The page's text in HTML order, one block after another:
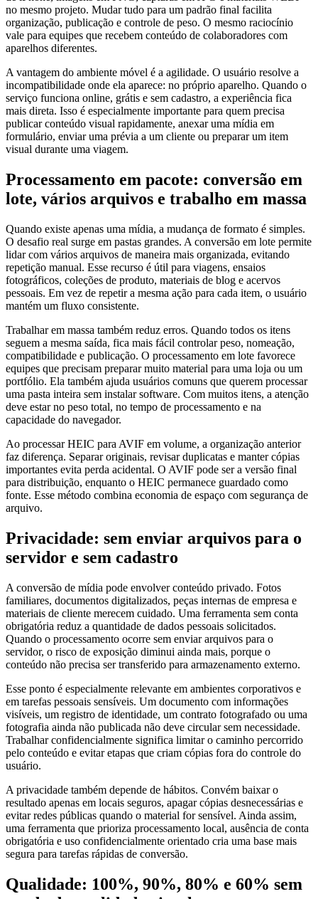
no mesmo projeto. Mudar tudo para um padrão final facilita
organização, publicação e controle de peso. O mesmo raciocínio
vale para equipes que recebem conteúdo de colaboradores com
aparelhos diferentes.
A vantagem do ambiente móvel é a agilidade. O usuário resolve a
incompatibilidade onde ela aparece: no próprio aparelho. Quando o
serviço funciona online, grátis e sem cadastro, a experiência fica
mais direta. Isso é especialmente importante para quem precisa
publicar conteúdo visual rapidamente, anexar uma mídia em
formulário, enviar uma prévia a um cliente ou preparar um item
visual durante uma viagem.
Processamento em pacote: conversão em
lote, vários arquivos e trabalho em massa
Quando existe apenas uma mídia, a mudança de formato é simples.
O desafio real surge em pastas grandes. A conversão em lote permite
lidar com vários arquivos de maneira mais organizada, evitando
repetição manual. Esse recurso é útil para viagens, ensaios
fotográficos, coleções de produto, materiais de blog e acervos
pessoais. Em vez de repetir a mesma ação para cada item, o usuário
mantém um fluxo consistente.
Trabalhar em massa também reduz erros. Quando todos os itens
seguem a mesma saída, fica mais fácil controlar peso, nomeação,
compatibilidade e publicação. O processamento em lote favorece
equipes que precisam preparar muito material para uma loja ou um
portfólio. Ela também ajuda usuários comuns que querem processar
uma pasta inteira sem instalar software. Com muitos itens, a atenção
deve estar no peso total, no tempo de processamento e na
capacidade do navegador.
Ao processar HEIC para AVIF em volume, a organização anterior
faz diferença. Separar originais, revisar duplicatas e manter cópias
importantes evita perda acidental. O AVIF pode ser a versão final
para distribuição, enquanto o HEIC permanece guardado como
fonte. Esse método combina economia de espaço com segurança de
arquivo.
Privacidade: sem enviar arquivos para o
servidor e sem cadastro
A conversão de mídia pode envolver conteúdo privado. Fotos
familiares, documentos digitalizados, peças internas de empresa e
materiais de cliente merecem cuidado. Uma ferramenta sem conta
obrigatória reduz a quantidade de dados pessoais solicitados.
Quando o processamento ocorre sem enviar arquivos para o
servidor, o risco de exposição diminui ainda mais, porque o
conteúdo não precisa ser transferido para armazenamento externo.
Esse ponto é especialmente relevante em ambientes corporativos e
em tarefas pessoais sensíveis. Um documento com informações
visíveis, um registro de identidade, um contrato fotografado ou uma
fotografia ainda não publicada não deve circular sem necessidade.
Trabalhar confidencialmente significa limitar o caminho percorrido
pelo conteúdo e evitar etapas que criam cópias fora do controle do
usuário.
A privacidade também depende de hábitos. Convém baixar o
resultado apenas em locais seguros, apagar cópias desnecessárias e
evitar redes públicas quando o material for sensível. Ainda assim,
uma ferramenta que prioriza processamento local, ausência de conta
obrigatória e uso confidencialmente orientado cria uma base mais
segura para tarefas rápidas de conversão.
Qualidade: 100%, 90%, 80% e 60% sem